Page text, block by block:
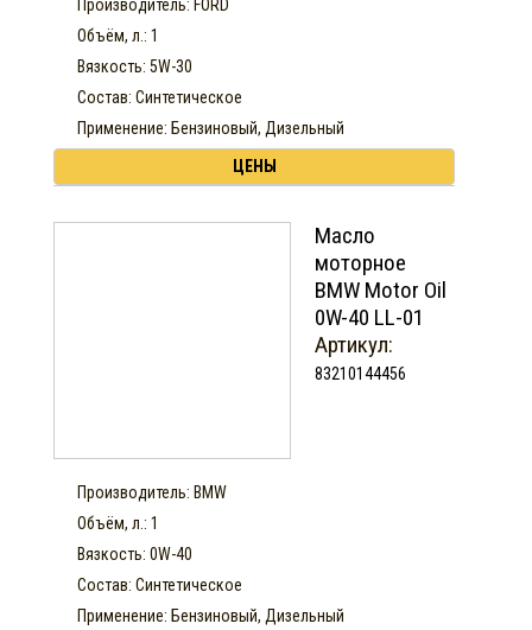
Производитель: FORD
Объём, л.: 1
Вязкость: 5W-30
Состав: Синтетическое
Применение: Бензиновый, Дизельный
ЦЕНЫ
Масло
моторное
BMW Motor Oil
0W-40 LL-01
Артикул:
83210144456
Производитель: BMW
Объём, л.: 1
Вязкость: 0W-40
Состав: Синтетическое
Применение: Бензиновый, Дизельный